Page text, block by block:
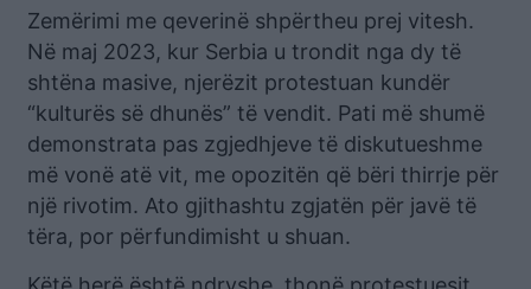
Zemërimi me qeverinë shpërtheu prej vitesh.
Në maj 2023, kur Serbia u trondit nga dy të
shtëna masive, njerëzit protestuan kundër
“kulturës së dhunës” të vendit. Pati më shumë
demonstrata pas zgjedhjeve të diskutueshme
më vonë atë vit, me opozitën që bëri thirrje për
një rivotim. Ato gjithashtu zgjatën për javë të
tëra, por përfundimisht u shuan.